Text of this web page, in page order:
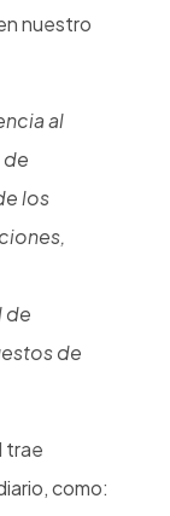
nuestro
al
los
de
de
trae
como: